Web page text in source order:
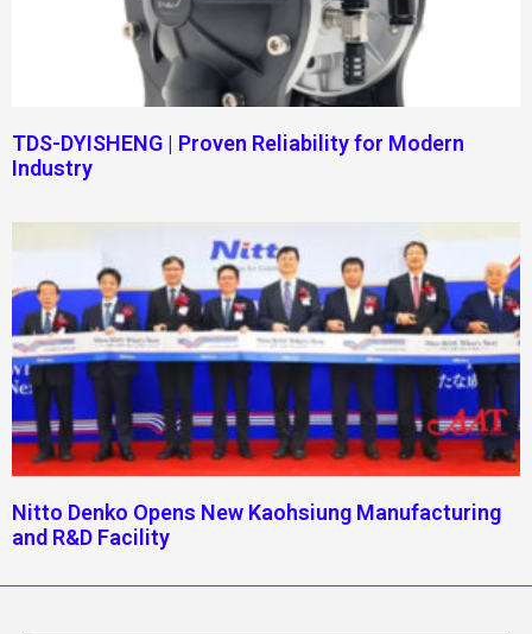
TDS-DYISHENG | Proven Reliability for Modern
Industry
Nitto Denko Opens New Kaohsiung Manufacturing
and R&D Facility